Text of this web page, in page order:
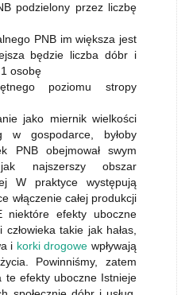
podzielony przez liczbę
PNB im większa jest
będzie liczba dóbr i
osobę
poziomu stropy
jako miernik wielkości
w gospodarce, byłoby
PNB obejmował swym
najszerszy obszar
W praktyce występują
włączenie całej produkcji
niektóre efekty uboczne
takie jak hałas,
i korki drogowe wpływają
Powinniśmy, zatem
te efekty uboczne Istnieje